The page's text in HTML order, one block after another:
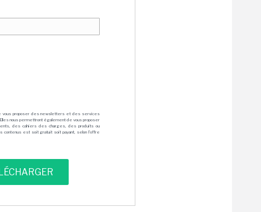
vous proposer des newsletters et des services
nous permettront également de vous proposer
des cahiers des charges, des produits ou
contenus est soit gratuit soit payant, selon l'offre